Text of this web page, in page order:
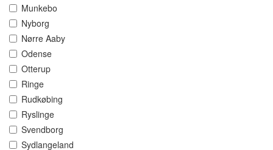
Munkebo
Nyborg
Nørre Aaby
Odense
Otterup
Ringe
Rudkøbing
Ryslinge
Svendborg
Sydlangeland